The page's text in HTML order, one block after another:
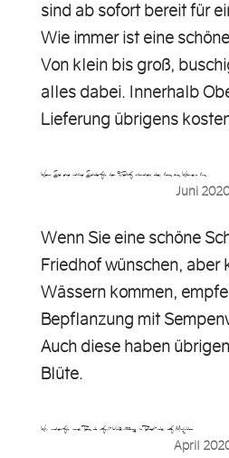
sind ab sofort bereit für
Wie immer ist eine
Von klein bis groß,
alles dabei. Innerhalb
Lieferung übrigens
Wenn Sie eine schöne Schale für den Friedhof wünschen, aber kaum zum Wässern kom…
Juni 2020
Wenn Sie eine schöne
Friedhof wünschen, aber
Wässern kommen,
Bepflanzung mit
Auch diese haben
Blüte.
Wir suchen für unser Team ab sofort Unterstützung in Teilzeit oder auf Minijobba…
April